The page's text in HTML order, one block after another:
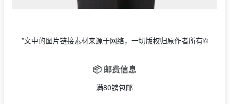
*文中的图片链接素材来源于网络，一切版权归原作者所有©
📦 邮费信息
满80镑包邮